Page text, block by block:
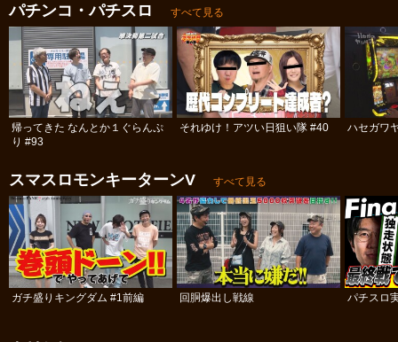
パチンコ・パチスロ すべて見る
帰ってきた なんとか１ぐらんぷ
り #93
それゆけ！アツい日狙い隊 #40 ハセガワ
スマスロモンキーターンV すべて見る
ガチ盛りキングダム #1前編 回胴爆出し戦線 パチスロ